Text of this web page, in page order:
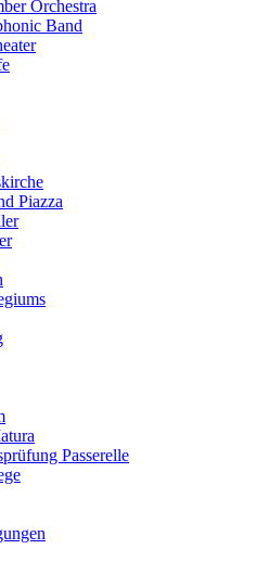
Orchestra
Band
Piazza
Passerelle